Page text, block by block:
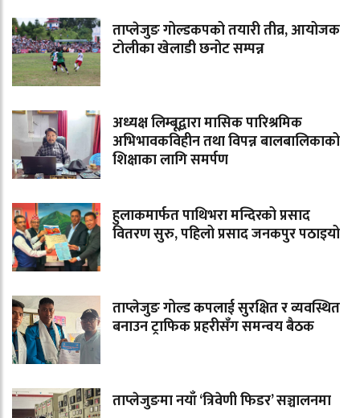
ताप्लेजुङ गोल्डकपको तयारी तीव्र, आयोजक
टोलीका खेलाडी छनोट सम्पन्न
अध्यक्ष लिम्बूद्वारा मासिक पारिश्रमिक
अभिभावकविहीन तथा विपन्न बालबालिकाको
शिक्षाका लागि समर्पण
हुलाकमार्फत पाथिभरा मन्दिरको प्रसाद
वितरण सुरु, पहिलो प्रसाद जनकपुर पठाइयो
ताप्लेजुङ गोल्ड कपलाई सुरक्षित र व्यवस्थित
बनाउन ट्राफिक प्रहरीसँग समन्वय बैठक
ताप्लेजुङमा नयाँ ‘त्रिवेणी फिडर’ सञ्चालनमा